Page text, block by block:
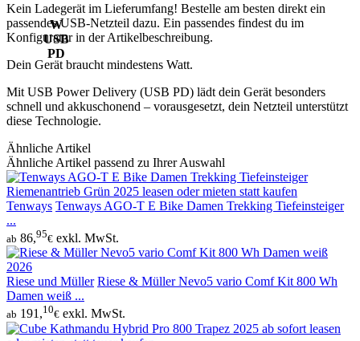
W
USB
PD
Kein Ladegerät im Lieferumfang! Bestelle am besten direkt ein
passendes USB-Netzteil dazu. Ein passendes findest du im
Konfigurator in der Artikelbeschreibung.
Dein Gerät braucht mindestens Watt.
Mit USB Power Delivery (USB PD) lädt dein Gerät besonders
schnell und akkuschonend – vorausgesetzt, dein Netzteil unterstützt
diese Technologie.
Ähnliche Artikel
Ähnliche Artikel passend zu Ihrer Auswahl
Tenways Tenways AGO-T E Bike Damen Trekking Tiefeinsteiger
...
ab 86,95€ exkl. MwSt.
Riese und Müller Riese & Müller Nevo5 vario Comf Kit 800 Wh
Damen weiß ...
ab 191,10€ exkl. MwSt.